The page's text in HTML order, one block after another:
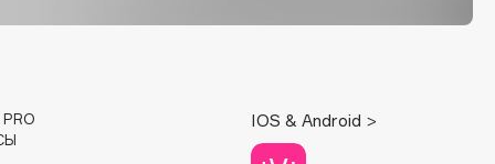
PRO
IOS & Android >